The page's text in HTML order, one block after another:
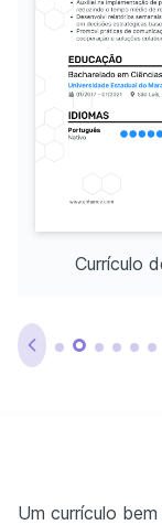
Currículo
Um currículo